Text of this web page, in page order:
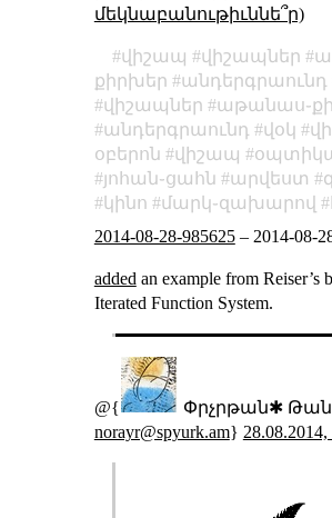
մեկնաբանութիւննե՞ր)
վիշապ վիշապներ
քիրխեր
անդերգրաունդ
վիշապներ
անդերգրաունդ
վօկ
օբերոն
վիշապ
յոհան֊ցահն
արվեստ
կինո
մարկ֊զախարով
2014-08-28-985625– 2014-08-
added an example from Reiser’s
Iterated Function System.
@{
Փրչրթան✱
norayr@spyurk.am}